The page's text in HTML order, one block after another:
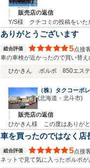
販売店の返信
Y/S様 クチコミの投稿をいた
た。ご遠方にも関わらず何度
ありがとうございます
総合評価 5点接
車の車検が近かったので買い替
めました。納車日のわがままに
ひかきん ボルボ 850エステ
（株）タクコーポ
(北海道・北斗市)
販売店の返信
ひかきん様 この度はありがと
聞いてくださいね！これから
車を買ったのではなく店
総合評価 5点接
ネットで見て気に入ったボルボ